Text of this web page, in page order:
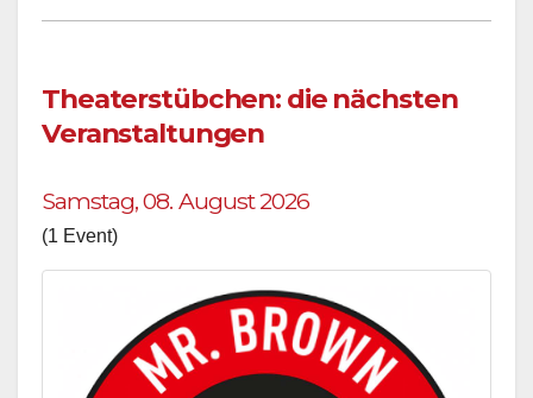
Theaterstübchen: die nächsten
Veranstaltungen
Samstag, 08. August 2026
(1 Event)